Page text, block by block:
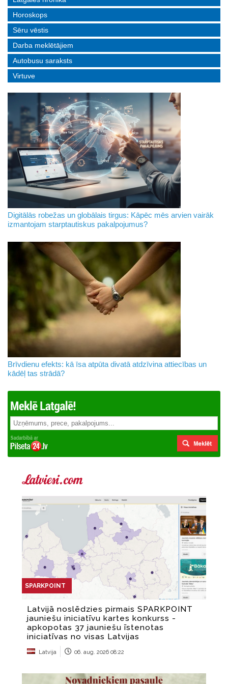
Horoskops
Sēru vēstis
Darba meklētājiem
Autobusu saraksts
Virtuve
Digitālās robežas un globālais tirgus: Kāpēc mēs arvien vairāk
izmantojam starptautiskus pakalpojumus?
Brīvdienu efekts: kā īsa atpūta divatā atdzīvina attiecības un
kādēļ tas strādā?